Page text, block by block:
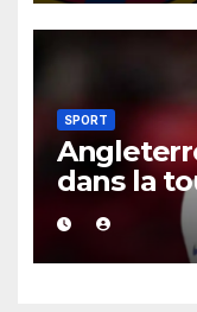
SPORT
dans la
après
de nuit.